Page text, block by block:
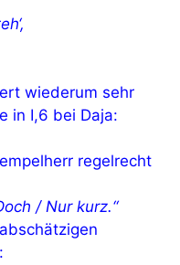
wiederum sehr
in I,6 bei Daja:
regelrecht
/ Nur kurz.“